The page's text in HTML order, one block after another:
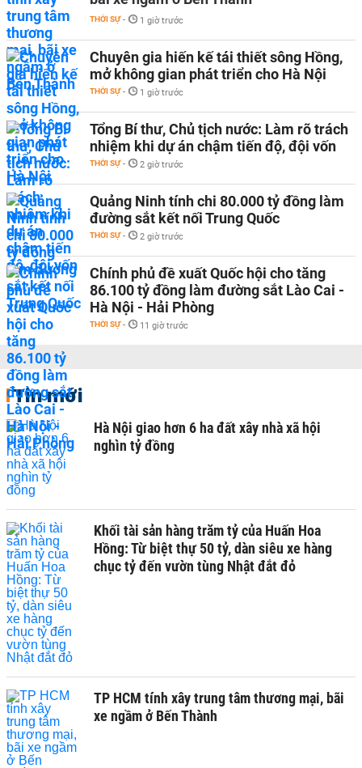
THỜI SỰ - 1 giờ trước
Chuyên gia hiến kế tái thiết sông Hồng,
mở không gian phát triển cho Hà Nội
THỜI SỰ - 1 giờ trước
Tổng Bí thư, Chủ tịch nước: Làm rõ trách
nhiệm khi dự án chậm tiến độ, đội vốn
THỜI SỰ - 2 giờ trước
Quảng Ninh tính chi 80.000 tỷ đồng làm
đường sắt kết nối Trung Quốc
THỜI SỰ - 2 giờ trước
Chính phủ đề xuất Quốc hội cho tăng
86.100 tỷ đồng làm đường sắt Lào Cai -
Hà Nội - Hải Phòng
THỜI SỰ - 11 giờ trước
Tin mới
Hà Nội giao hơn 6 ha đất xây nhà xã hội
nghìn tỷ đồng
Khối tài sản hàng trăm tỷ của Huấn Hoa
Hồng: Từ biệt thự 50 tỷ, dàn siêu xe hàng
chục tỷ đến vườn tùng Nhật đắt đỏ
TP HCM tính xây trung tâm thương mại, bãi
xe ngầm ở Bến Thành